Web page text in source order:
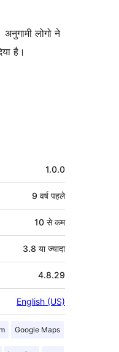
लोगो ने
है।
1.0.0
9 वर्ष पहले
10 से कम
3.8 या ज्यादा
4.8.29
English (US)
Google Maps